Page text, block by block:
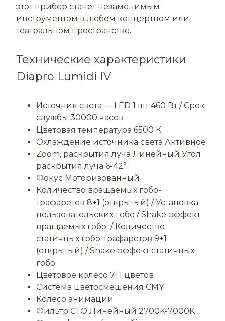
этот прибор станет незаменимым
инструментом в любом концертном или
театральном пространстве.
Технические характеристики
Diapro Lumidi IV
Источник света — LED 1 шт 460 Вт / Срок
службы 30000 часов
Цветовая температура 6500 К
Охлаждение источника света Активное
Zoom, раскрытия луча Линейный Угол
раскрытия луча 6-42°
Фокус Моторизованный
Количество вращаемых гобо-
трафаретов 8+1 (открытый) / Установка
пользовательских гобо / Shake-эффект
вращаемых гобо / Количество
статичных гобо-трафаретов 9+1
(открытый) / Shake-эффект статичных
гобо
Цветовое колесо 7+1 цветов
Система цветосмешения CMY
Колесо анимации
Фильтр СТО Линейный 2700K-7000K